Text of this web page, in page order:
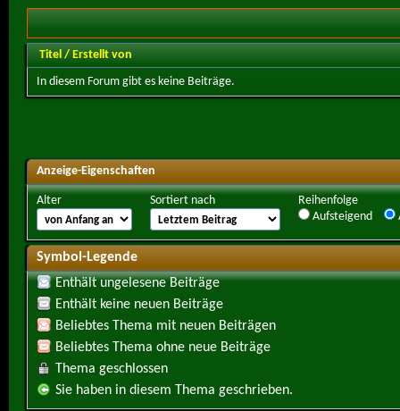
Titel / Erstellt von
In diesem Forum gibt es keine Beiträge.
Anzeige-Eigenschaften
Alter Sortiert nach
Reihenfolge
Aufsteigend
Symbol-Legende
Enthält ungelesene Beiträge
Enthält keine neuen Beiträge
Beliebtes Thema mit neuen Beiträgen
Beliebtes Thema ohne neue Beiträge
Thema geschlossen
Sie haben in diesem Thema geschrieben.